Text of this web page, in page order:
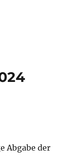
Abgabe der